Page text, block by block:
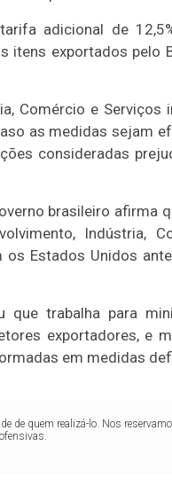
adicional de
itens exportados
Comércio e
as medidas sejam
consideradas
brasileiro afirma
Indústria,
Estados Unidos
que trabalha para
exportadores, e
em medidas
de quem realizá-lo. Nos